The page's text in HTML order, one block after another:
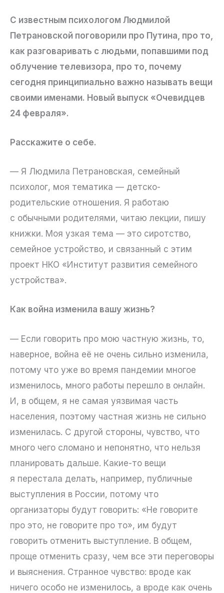
С известным психологом Людмилой
Петрановской поговорили про Путина, про то,
как разговаривать с людьми, попавшими под
облучение телевизора, про то, почему
сегодня принципиально важно называть вещи
своими именами. Новый выпуск «Очевидцев
24 февраля».
Расскажите о себе.
— Я Людмила Петрановская, семейный
психолог, моя тематика — детско-
родительские отношения. Я работаю
с обычными родителями, читаю лекции, пишу
книжки. Моя узкая тема — это сиротство,
семейное устройство, и связанный с этим
проект НКО «Институт развития семейного
устройства».
Как война изменила вашу жизнь?
— Если говорить про мою частную жизнь, то,
наверное, война её не очень сильно изменила,
потому что уже во время пандемии многое
изменилось, много работы перешло в онлайн.
И, в общем, я не самая уязвимая часть
населения, поэтому частная жизнь не сильно
изменилась. С другой стороны, чувство, что
много чего сломано и непонятно, что нельзя
планировать дальше. Какие-то вещи
я перестала делать, например, публичные
выступления в России, потому что
организаторы будут говорить: «Не говорите
про это, не говорите про то», им будут
говорить отменить выступление. В общем,
проще отменить сразу, чем все эти переговоры
и выяснения. Странное чувство: вроде как
ничего особо не изменилось, а вроде как очень